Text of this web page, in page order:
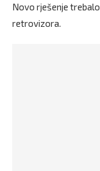
Novo rješenje trebalo
retrovizora.